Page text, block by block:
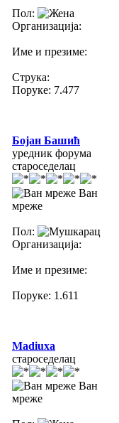
Пол:
Организација:
Име и презиме:
Струка:
Поруке: 7.477
Бојан Башић
уредник форума
староседелац
Ван
мреже
Пол:
Организација:
Име и презиме:
Поруке: 1.611
Madiuxa
староседелац
Ван
мреже